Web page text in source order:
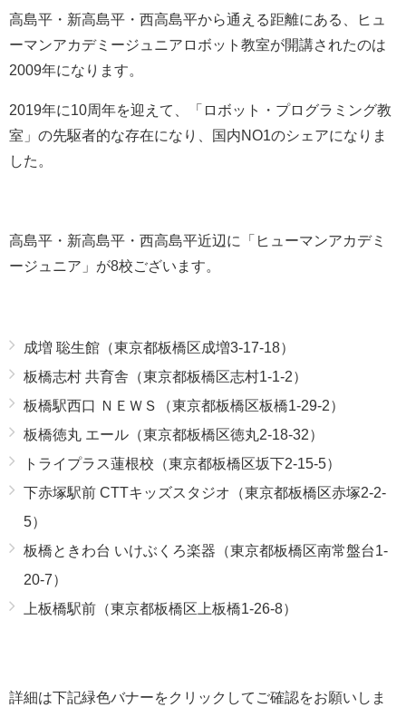
高島平・新高島平・西高島平から通える距離にある、ヒュ
ーマンアカデミージュニアロボット教室が開講されたのは
2009年になります。
2019年に10周年を迎えて、「ロボット・プログラミング教
室」の先駆者的な存在になり、国内NO1のシェアになりま
した。
高島平・新高島平・西高島平近辺に「ヒューマンアカデミ
ージュニア」が8校ございます。
成増 聡生館（東京都板橋区成増3-17-18）
板橋志村 共育舎（東京都板橋区志村1-1-2）
板橋駅西口 ＮＥＷＳ（東京都板橋区板橋1-29-2）
板橋徳丸 エール（東京都板橋区徳丸2-18-32）
トライプラス蓮根校（東京都板橋区坂下2-15-5）
下赤塚駅前 CTTキッズスタジオ（東京都板橋区赤塚2-2-
5）
板橋ときわ台 いけぶくろ楽器（東京都板橋区南常盤台1-
20-7）
上板橋駅前（東京都板橋区上板橋1-26-8）
詳細は下記緑色バナーをクリックしてご確認をお願いしま